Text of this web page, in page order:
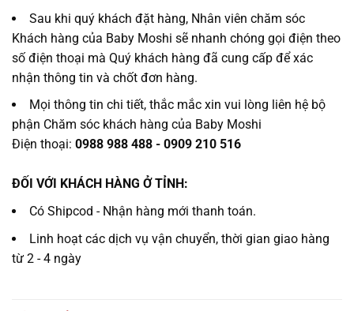
Sau khi quý khách đặt hàng, Nhân viên chăm sóc
Khách hàng của Baby Moshi sẽ nhanh chóng gọi điện theo
số điện thoại mà Quý khách hàng đã cung cấp để xác
nhận thông tin và chốt đơn hàng.
Mọi thông tin chi tiết, thắc mắc xin vui lòng liên hệ bộ
phận Chăm sóc khách hàng của Baby Moshi
Điện thoại: 0988 988 488 - 0909 210 516
ĐỐI VỚI KHÁCH HÀNG Ở TỈNH:
Có Shipcod - Nhận hàng mới thanh toán.
Linh hoạt các dịch vụ vận chuyển, thời gian giao hàng
từ 2 - 4 ngày